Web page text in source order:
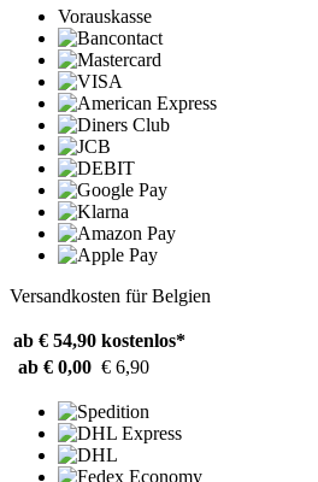
Vorauskasse
Versandkosten für Belgien
ab € 54,90 kostenlos*
ab € 0,00 € 6,90